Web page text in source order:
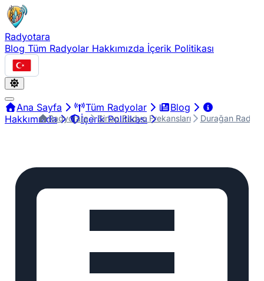
Radyotara
Blog Tüm Radyolar Hakkımızda İçerik Politikası
Türkçe
Ana Sayfa Tüm Radyolar
Blog
Hakkımızda
İçerik Politikası
Radyotara Sinop Radyo Frekansları Durağan Radyo